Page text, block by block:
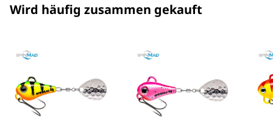
Wird häufig zusammen gekauft